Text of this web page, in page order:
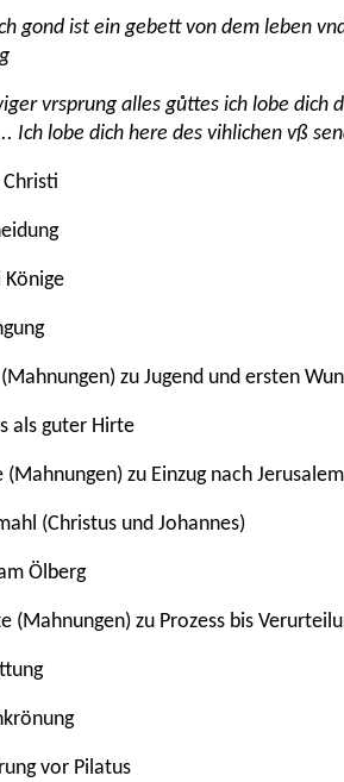
gond ist ein gebett von dem leben
vrsprung alles gůttes ich lobe dich
Ich lobe dich here des vihlichen vß
zu Jugend und ersten
als guter Hirte
(Mahnungen) zu Einzug nach
(Christus und Johannes)
Ölberg
(Mahnungen) zu Prozess bis
vor Pilatus